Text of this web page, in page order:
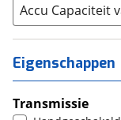
Aiways (0)
Aixam
1
Alpine (
Accu Capaciteit
Eigenschappen
Transmissie